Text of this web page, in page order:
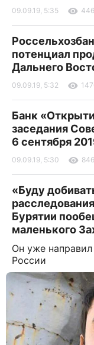
09.09.19, 5:35
потенциал
Дальнего
09.09.19, 5:32
Банк
заседания
6 сентября
09.09.19, 5:30 846
«Буду
Бурятии
маленького
Он уже
России